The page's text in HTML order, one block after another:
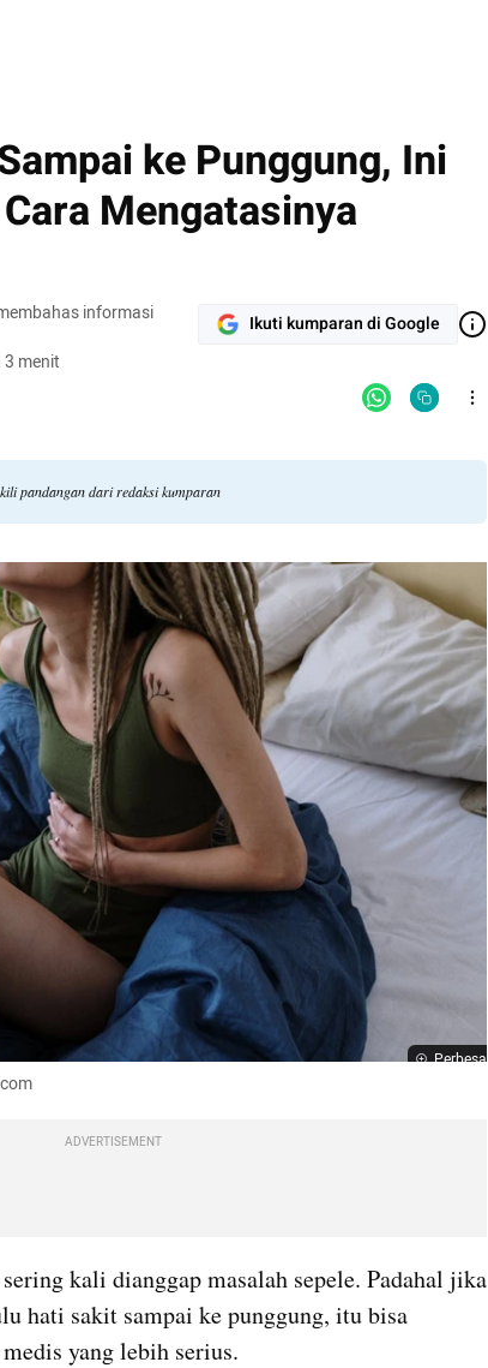
ke Punggung, Ini
Mengatasinya
informasi
menit
Ikuti kumparan di Google
pandangan dari redaksi kumparan
Perbesar
ADVERTISEMENT
kali dianggap masalah sepele. Padahal jika
hati sakit sampai ke punggung, itu bisa
yang lebih serius.